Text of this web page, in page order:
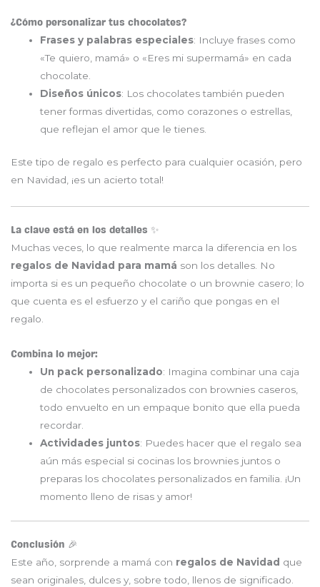
¿Cómo personalizar tus chocolates?
Frases y palabras especiales: Incluye frases como
«Te quiero, mamá» o «Eres mi supermamá» en cada
chocolate.
Diseños únicos: Los chocolates también pueden
tener formas divertidas, como corazones o estrellas,
que reflejan el amor que le tienes.
Este tipo de regalo es perfecto para cualquier ocasión, pero
en Navidad, ¡es un acierto total!
La clave está en los detalles ✨
Muchas veces, lo que realmente marca la diferencia en los
regalos de Navidad para mamá son los detalles. No
importa si es un pequeño chocolate o un brownie casero; lo
que cuenta es el esfuerzo y el cariño que pongas en el
regalo.
Combina lo mejor:
Un pack personalizado: Imagina combinar una caja
de chocolates personalizados con brownies caseros,
todo envuelto en un empaque bonito que ella pueda
recordar.
Actividades juntos: Puedes hacer que el regalo sea
aún más especial si cocinas los brownies juntos o
preparas los chocolates personalizados en familia. ¡Un
momento lleno de risas y amor!
Conclusión 🎉
Este año, sorprende a mamá con regalos de Navidad que
sean originales, dulces y, sobre todo, llenos de significado.